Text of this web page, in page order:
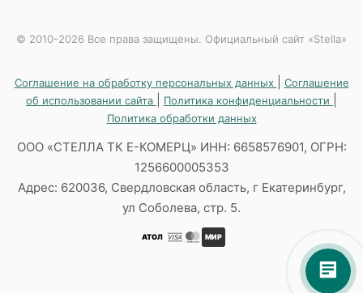
© 2010-2026 Все права защищены. Официальный сайт «Stella»
Соглашение на обработку персональных данных
Соглашение
об использовании сайта
Политика конфиденциальности
Политика обработки данных
ООО «СТЕЛЛА ТК Е-КОМЕРЦ» ИНН: 6658576901, ОГРН:
1256600005353
Адрес: 620036, Свердловская область, г Екатеринбург,
ул Соболева, стр. 5.
АТОЛ МИР